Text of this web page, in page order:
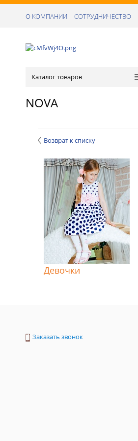
О КОМПАНИИ СОТРУДНИЧЕСТВО
Каталог товаров
NOVA
Возврат к списку
Девочки
Заказать звонок